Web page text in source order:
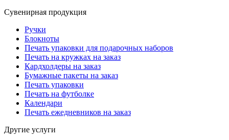
Сувенирная продукция
Ручки
Блокноты
Печать упаковки для подарочных наборов
Печать на кружках на заказ
Кардхолдеры на заказ
Бумажные пакеты на заказ
Печать упаковки
Печать на футболке
Календари
Печать ежедневников на заказ
Другие услуги